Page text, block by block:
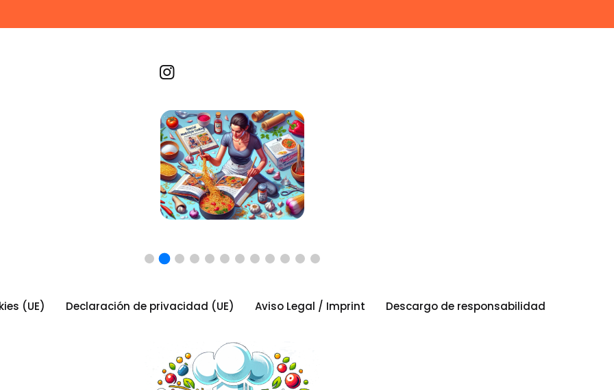
(UE) Declaración de privacidad (UE) Aviso Legal / Imprint Descargo de responsabilidad